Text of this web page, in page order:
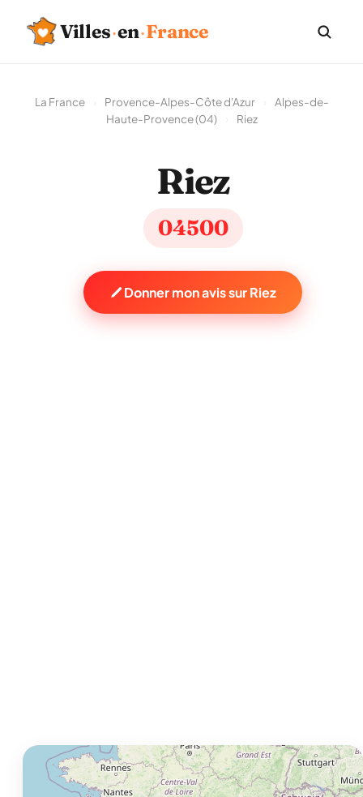
Villes·en·France
La France Provence-Alpes-Côte d'Azur
Alpes-de-
Haute-Provence (04)
Riez
Riez
04500
Donner mon avis sur Riez